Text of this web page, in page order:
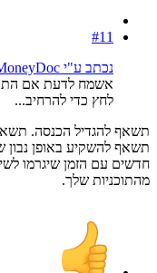
#11
נכתב ע"י MoneyDoc:
אשמח לדעת אם
לחץ כדי להרחיב...
תשאף להגדיל הכנסה.
תשאף להשקיע באופן
חדשים עם הזמן שיגרמו
מהתוכניות שלך.